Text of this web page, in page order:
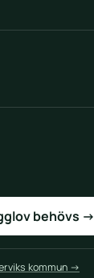
behövs →
kommun →